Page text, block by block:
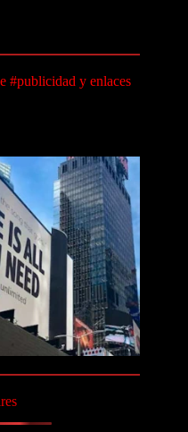
#publicidad y enlaces